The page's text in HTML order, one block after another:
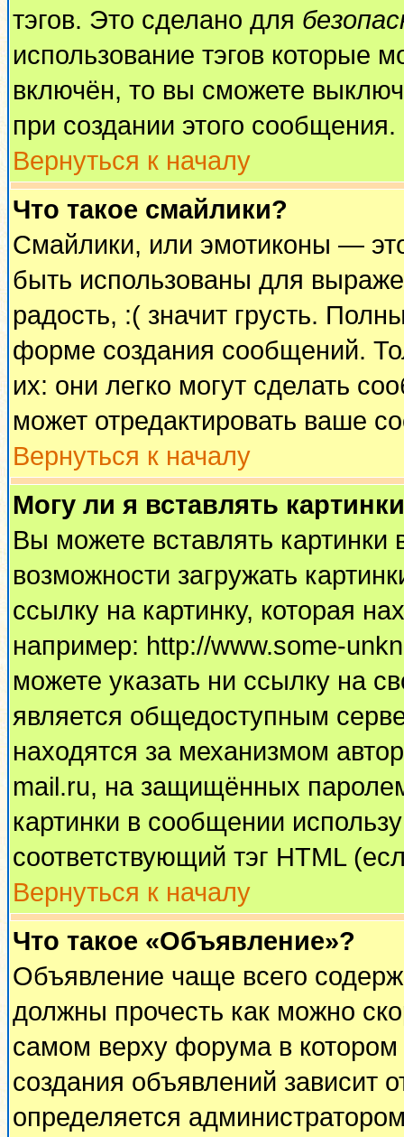
тэгов. Это сделано для
использование тэгов которые
включён, то вы сможете
при создании этого сообщения.
Вернуться к началу
Что такое смайлики?
Смайлики, или эмотиконы —
быть использованы для
радость, :( значит грусть.
форме создания сообщений.
их: они легко могут сделать
может отредактировать ваше
Вернуться к началу
Могу ли я вставлять
Вы можете вставлять
возможности загружать
ссылку на картинку, которая
например: http://www.some-
можете указать ни ссылку на
является общедоступным
находятся за механизмом
mail.ru, на защищённых
картинки в сообщении
соответствующий тэг HTML
Вернуться к началу
Что такое «Объявление»?
Объявление чаще всего
должны прочесть как можно
самом верху форума в
создания объявлений зависит
определяется